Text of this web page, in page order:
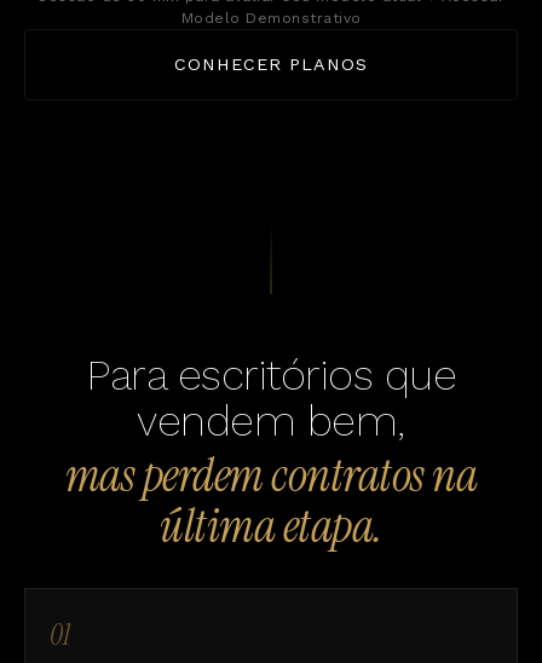
Modelo Demonstrativo
CONHECER PLANOS
Para escritórios que
vendem bem,
mas perdem contratos na
última etapa.
01